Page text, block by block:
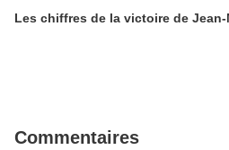
Les chiffres de la victoire de
Commentaires